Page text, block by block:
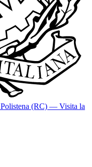
Polistena (RC) — Visita la